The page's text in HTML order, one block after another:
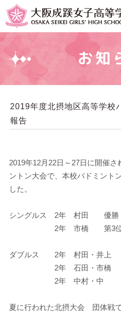
お知
2019年度北摂地区高等学校
報告
2019年12月22日～27日に開催さ
ントン大会で、本校バドミント
した。
シングルス 2年 村田 優勝
2年 市橋 第3
ダブルス 2年 村田・井上
2年 石田・市橋
2年 中村・中
夏に行われた北摂大会 団体戦で